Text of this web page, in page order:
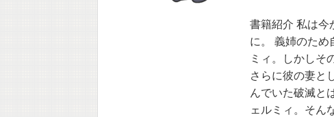
書籍紹介 私は
に。 義姉のため
ミィ。しかしそ
さらに彼の妻と
んでいた破滅と
ェルミィ。そ